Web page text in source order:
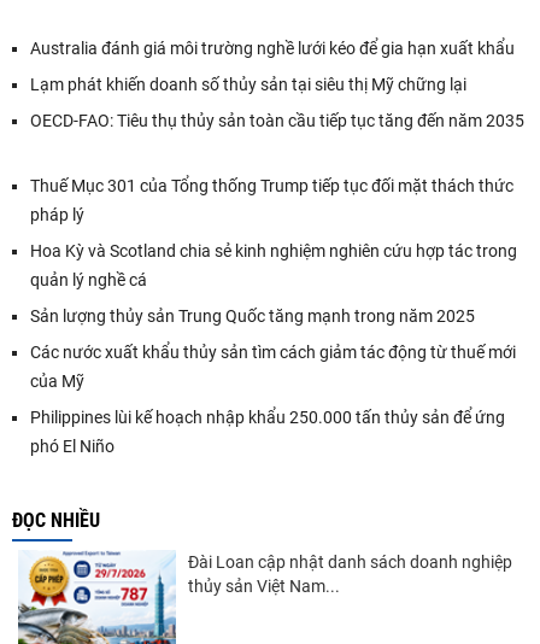
Australia đánh giá môi trường nghề lưới kéo để gia hạn xuất khẩu
Lạm phát khiến doanh số thủy sản tại siêu thị Mỹ chững lại
OECD-FAO: Tiêu thụ thủy sản toàn cầu tiếp tục tăng đến năm 2035
Thuế Mục 301 của Tổng thống Trump tiếp tục đối mặt thách thức
pháp lý
Hoa Kỳ và Scotland chia sẻ kinh nghiệm nghiên cứu hợp tác trong
quản lý nghề cá
Sản lượng thủy sản Trung Quốc tăng mạnh trong năm 2025
Các nước xuất khẩu thủy sản tìm cách giảm tác động từ thuế mới
của Mỹ
Philippines lùi kế hoạch nhập khẩu 250.000 tấn thủy sản để ứng
phó El Niño
ĐỌC NHIỀU
Đài Loan cập nhật danh sách doanh nghiệp
thủy sản Việt Nam...